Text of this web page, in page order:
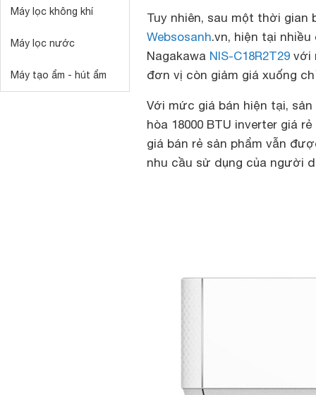
Máy lọc không khí
Máy lọc nước
Máy tạo ẩm - hút ẩm
Tuy nhiên, sau một thời
Websosanh.vn, hiện tại
Nagakawa NIS-C18R2T29 với
đơn vị còn giảm giá xuống
Với mức giá bán hiện tại,
hòa 18000 BTU inverter giá
giá bán rẻ sản phẩm vẫn
nhu cầu sử dụng của người